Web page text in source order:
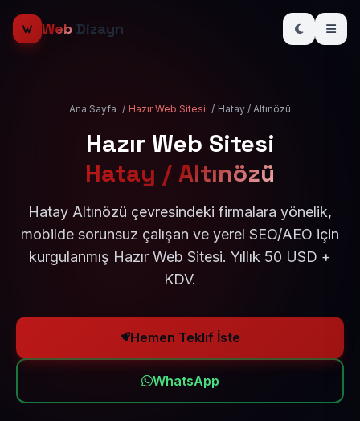
Web Dizayn
Ana Sayfa / Hazır Web Sitesi / Hatay / Altınözü
Hazır Web Sitesi
Hatay / Altınözü
Hatay Altınözü çevresindeki firmalara yönelik,
mobilde sorunsuz çalışan ve yerel SEO/AEO için
kurgulanmış Hazır Web Sitesi. Yıllık 50 USD +
KDV.
Hemen Teklif İste
WhatsApp